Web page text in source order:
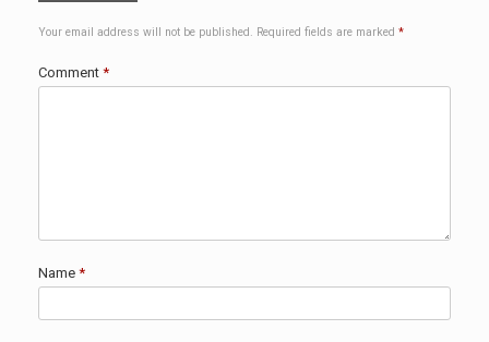
Your email address will not be published. Required fields are marked *
Comment *
Name *